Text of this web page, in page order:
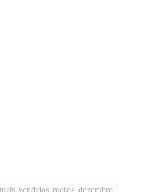
mais-vendidos-motos-dezembro